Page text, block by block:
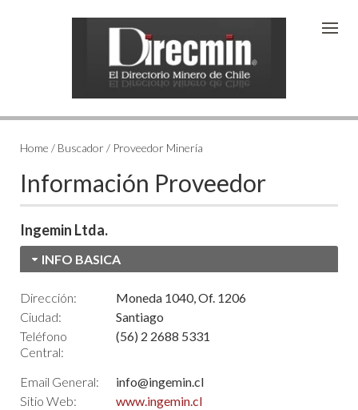
Home / Buscador / Proveedor Minería
Información Proveedor
Ingemin Ltda.
INFO BASICA
Dirección:
Moneda 1040, Of. 1206
Ciudad:
Santiago
Teléfono
Central:
(56) 2 2688 5331
Email General:
info@ingemin.cl
Sitio Web:
www.ingemin.cl